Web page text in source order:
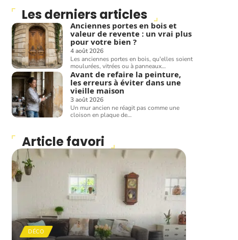
Les derniers articles
Anciennes portes en bois et
valeur de revente : un vrai plus
pour votre bien ?
4 août 2026
Les anciennes portes en bois, qu'elles soient
moulurées, vitrées ou à panneaux…
Avant de refaire la peinture,
les erreurs à éviter dans une
vieille maison
3 août 2026
Un mur ancien ne réagit pas comme une
cloison en plaque de…
Article favori
DÉCO